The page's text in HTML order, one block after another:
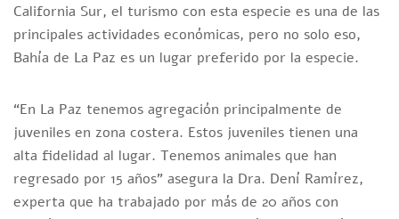
California Sur, el turismo con esta especie es una de las
principales actividades económicas, pero no solo eso,
Bahía de La Paz es un lugar preferido por la especie.
“En La Paz tenemos agregación principalmente de
juveniles en zona costera. Estos juveniles tienen una
alta fidelidad al lugar. Tenemos animales que han
regresado por 15 años” asegura la Dra. Dení Ramírez,
experta que ha trabajado por más de 20 años con